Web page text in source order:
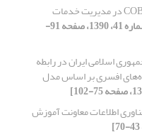
استفاده از ITIL وCOBIT در مدیریت خدمات
[دوره 11، شماره 41، 1390، صفحه 91-
اسلامی ایران در رابطه
افسری بر اساس مدل
اطلاعات معاونت آموزش